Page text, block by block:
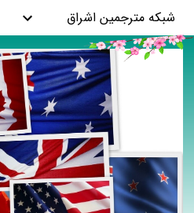
شبکه مترجمین اشراق